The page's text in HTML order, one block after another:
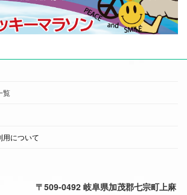
覧
用について
〒509-0492 岐阜県加茂郡七宗町上麻